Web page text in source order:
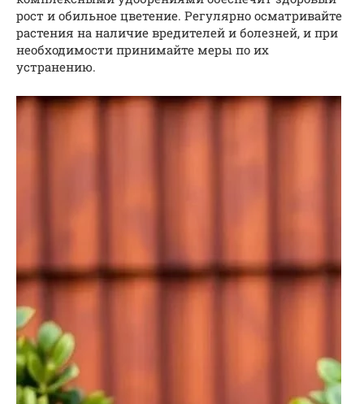
рост и обильное цветение. Регулярно осматривайте
растения на наличие вредителей и болезней, и при
необходимости принимайте меры по их
устранению.